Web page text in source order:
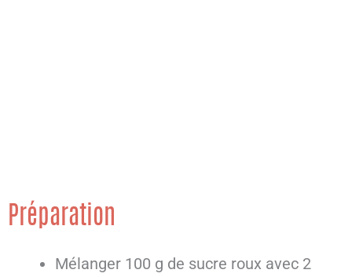
Préparation
Mélanger 100 g de sucre roux avec 2